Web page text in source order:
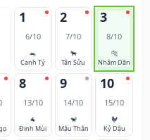
1
6/10
🐀
Canh Tý
2
7/10
🐂
Tân Sửu
3
8/10
🐅
Nhâm Dần
8
13/10
🐐
Đinh Mùi
9
14/10
🐒
Mậu Thân
10
15/10
🐓
Kỷ Dậu